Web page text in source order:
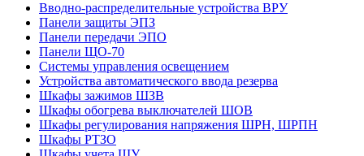
Вводно-распределительные устройства ВРУ
Панели защиты ЭПЗ
Панели передачи ЭПО
Панели ЩО-70
Системы управления освещением
Устройства автоматического ввода резерва
Шкафы зажимов ШЗВ
Шкафы обогрева выключателей ШОВ
Шкафы регулирования напряжения ШРН, ШРПН
Шкафы РТЗО